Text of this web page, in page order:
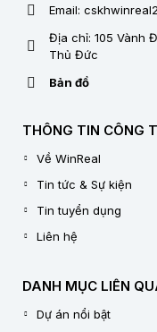
Email:
Địa chỉ: 105 Vành
Thủ Đức
Bản đồ
THÔNG TIN CÔNG
Về WinReal
Tin tức & Sự kiện
Tin tuyển dụng
Liên hệ
DANH MỤC LIÊN
Dự án nổi bật